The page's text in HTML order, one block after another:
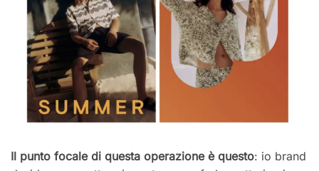
Il punto focale di questa operazione è questo: io brand